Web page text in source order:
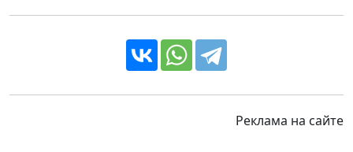
Реклама на сайте